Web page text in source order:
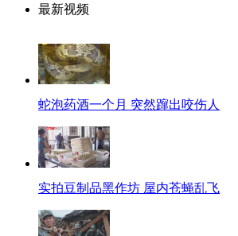
最新视频
蛇泡药酒一个月 突然蹿出咬伤人
实拍豆制品黑作坊 屋内苍蝇乱飞